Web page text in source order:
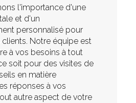
l'importance d'une
et d'un
personnalisé pour
Notre équipe est
à vos besoins à tout
soit pour des visites de
en matière
réponses à vos
autre aspect de votre